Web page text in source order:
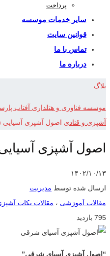
پرداخت
سایر خدمات موسسه
قوانین سایت
تماس با ما
درباره ما
بلاگ
موسسه فناوری و هتلداری آفتاب
آشپزی و قنادی اصول آشپزی آسیایی
اصول آشپزی
۱۴۰۲/۱۰/۱۳
ارسال شده توسط مدیریت
مقالات آموزشی ، مقالات نکات
795 بازدید
“اصول آشپزی آسیای شرقی”